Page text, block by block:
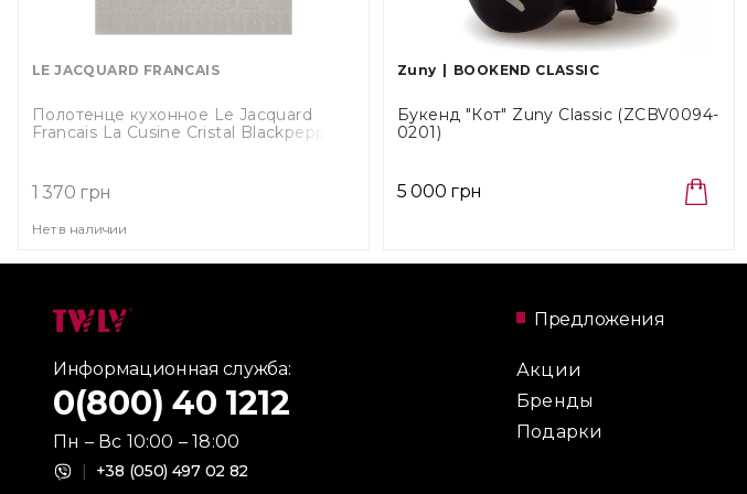
LE JACQUARD FRANCAIS
Полотенце кухонное Le Jacquard
Francais La Cusine Cristal Blackpepper,
1 370 грн
Нет в наличии
Zuny BOOKEND CLASSIC
Букенд "Кот" Zuny Classic (ZCBV0094-
0201)
5 000 грн
Информационная служба:
0(800) 40 1212
Пн – Вс 10:00 – 18:00
| +38 (050) 497 02 82
Предложения
Акции
Бренды
Подарки